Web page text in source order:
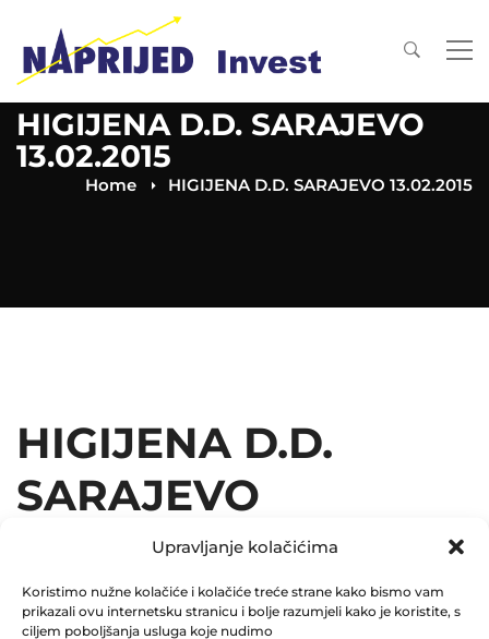
Upravljanje kolačićima
Koristimo nužne kolačiće i kolačiće treće strane kako bismo vam
prikazali ovu internetsku stranicu i bolje razumjeli kako je koristite, s
ciljem poboljšanja usluga koje nudimo
HIGIJENA D.D. SARAJEVO
13.02.2015
Home HIGIJENA D.D. SARAJEVO 13.02.2015
HIGIJENA D.D.
SARAJEVO
13.02.2015
December 31, 2015
0 Comments